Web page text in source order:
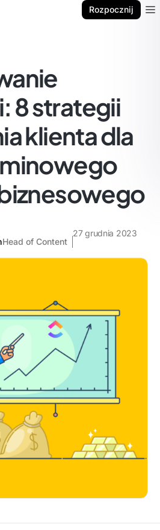
Rozpocznij
8 strategii
klienta dla
Head of Content
27 grudnia 2023